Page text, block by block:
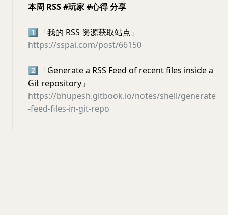
本周 RSS #玩家 #心得 分享
1️⃣ 「我的 RSS 资源获取站点」
https://sspai.com/post/66150
2️⃣ 「Generate a RSS Feed of recent files inside a
Git repository」
https://bhupesh.gitbook.io/notes/shell/generate
-feed-files-in-git-repo